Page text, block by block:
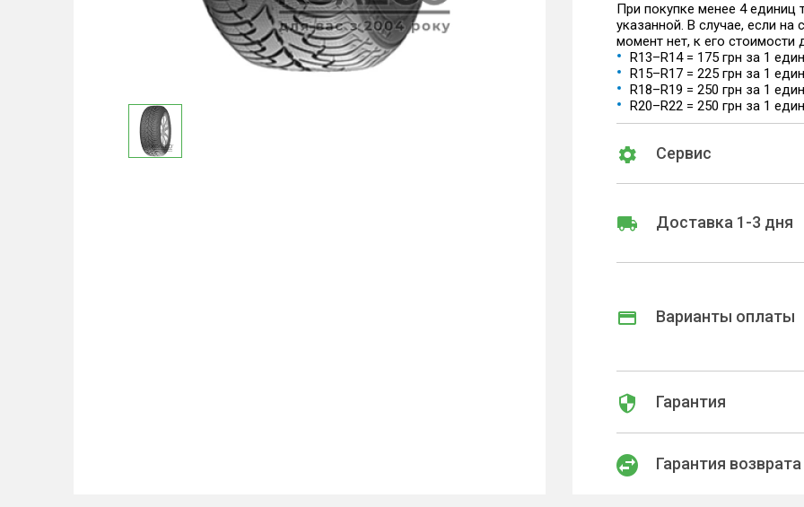
При покупке менее 4
указанной. В случае, если
момент нет, к его стоимости
R13–R14 = 175 грн за 1
R15–R17 = 225 грн за 1
R18–R19 = 250 грн за 1
R20–R22 = 250 грн за 1
Сервис
Доставка 1-3 дня
Варианты оплаты
Гарантия
Гарантия возврата